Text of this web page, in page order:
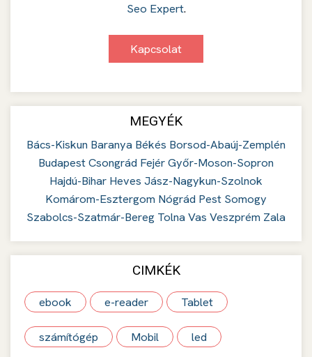
Seo Expert.
Kapcsolat
MEGYÉK
Bács-Kiskun Baranya Békés Borsod-Abaúj-Zemplén
BudapestCsongrád FejérGyőr-Moson-Sopron
Hajdú-Bihar Heves Jász-Nagykun-Szolnok
Komárom-Esztergom Nógrád Pest Somogy
Szabolcs-Szatmár-Bereg Tolna Vas Veszprém Zala
CIMKÉK
ebook e-reader Tablet
számítógép Mobil led